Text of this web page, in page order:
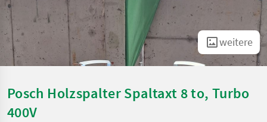
weitere
Posch Holzspalter Spaltaxt 8 to, Turbo
400V